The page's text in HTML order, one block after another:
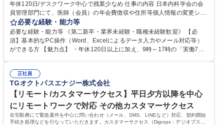
年休120日/デスクワーク中心で残業少なめ 仕事の内容 日本内科学会の会
員管理部門にて、医師（会員）の年会費徴収や住所等個人情報の変更シス
テム入力、電話・FAX対応をお任せします。将来的には、各種委員会の運
営事務局業務などにも幅広く携わっていただきます。 【会員管理・データ
入力業務】 ・医師（会員）の住所変更、個人情報のシステム登録・更新
・年会費の徴収管理や入金データの照合確認 【問い合わせ対応】 ・会員
年休120日/デスクワーク中心で残業少なめ
必要な経験・能力等
必要な経験・能力等 《第二新卒・業界未経験・職種未経験歓迎》 【必
須】基本的なPC操作（Word、Excelによるデータ入力やメール対応等）
ができる方 【魅力点】 ・年休120日以上に加え、9時～17時の「実働7時
整、資料作成、当日の運営サポート 学歴・資格 学歴：大学院 大学 語学
力： 資格：
正社員
TGオクトパスエナジー株式会社
【リモート/カスタマーサクセス】平日夕方以降を中心
にリモートワークで対応 その他カスタマーサクセス
在宅勤務にて緊急案件を中心に問い合わせ（メール、SMS、LINEなど）対応、契約開始
手続き処理などを行なっていただきます。カスタマーサクセス（Digiops：デジオプス）